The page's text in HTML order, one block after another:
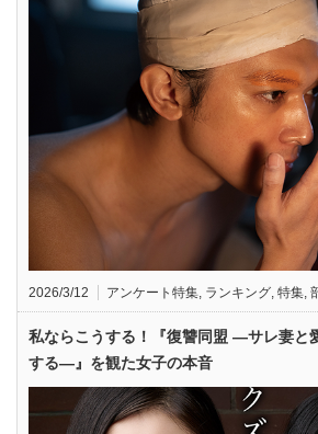
2026/3/12 アンケート特集, ランキング, 特集,
私ならこうする！『復讐同盟 —サレ妻と
する—』を観た女子の本音